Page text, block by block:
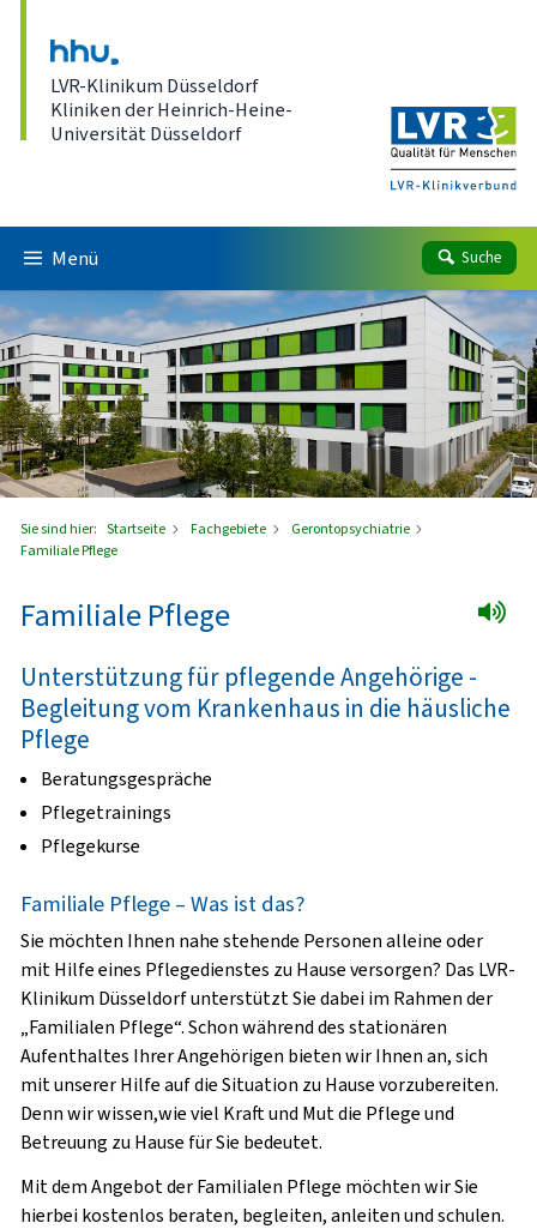
LVR-Klinikum Düsseldorf
Kliniken der Heinrich-Heine-
Universität Düsseldorf
Menü Suche
Sie sind hier: Startseite Fachgebiete
Gerontopsychiatrie
Familiale Pflege
Familiale Pflege
Unterstützung für pflegende Angehörige -
Begleitung vom Krankenhaus in die häusliche
Pflege
Beratungsgespräche
Pflegetrainings
Pflegekurse
Familiale Pflege – Was ist das?
Sie möchten Ihnen nahe stehende Personen alleine oder
mit Hilfe eines Pflegedienstes zu Hause versorgen? Das LVR-
Klinikum Düsseldorf unterstützt Sie dabei im Rahmen der
„Familialen Pflege“. Schon während des stationären
Aufenthaltes Ihrer Angehörigen bieten wir Ihnen an, sich
mit unserer Hilfe auf die Situation zu Hause vorzubereiten.
Denn wir wissen,wie viel Kraft und Mut die Pflege und
Betreuung zu Hause für Sie bedeutet.
Mit dem Angebot der Familialen Pflege möchten wir Sie
hierbei kostenlos beraten, begleiten, anleiten und schulen.